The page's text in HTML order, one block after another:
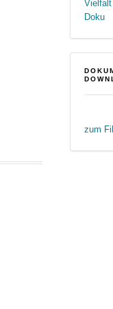
Vielfalt
Doku
zum